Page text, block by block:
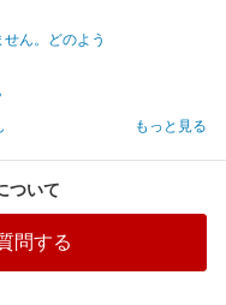
ん。どのよう
もっと見る
ついて
問する